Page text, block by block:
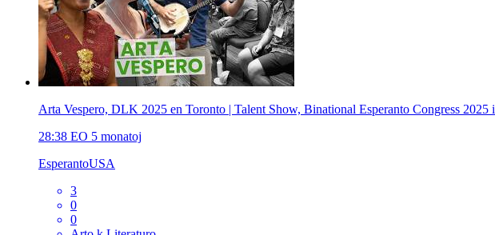
Arta Vespero, DLK 2025 en Toronto | Talent Show, Binational Esperanto Congress 2025
28:38 EO 5 monatoj
EsperantoUSA
3
0
0